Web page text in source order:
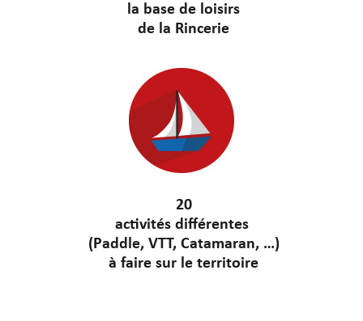
la base de loisirs
de la Rincerie
20
activités différentes
(Paddle, VTT, Catamaran, …)
à faire sur le territoire